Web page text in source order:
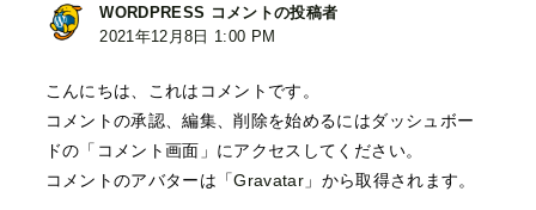
WORDPRESS コメントの投稿者
2021年12月8日 1:00 PM
こんにちは、これはコメントです。
コメントの承認、編集、削除を始めるにはダッシュボー
ドの「コメント画面」にアクセスしてください。
コメントのアバターは「Gravatar 」から取得されます。